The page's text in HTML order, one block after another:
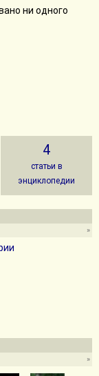
ни одного
4
статьи в
энциклопедии
»
»